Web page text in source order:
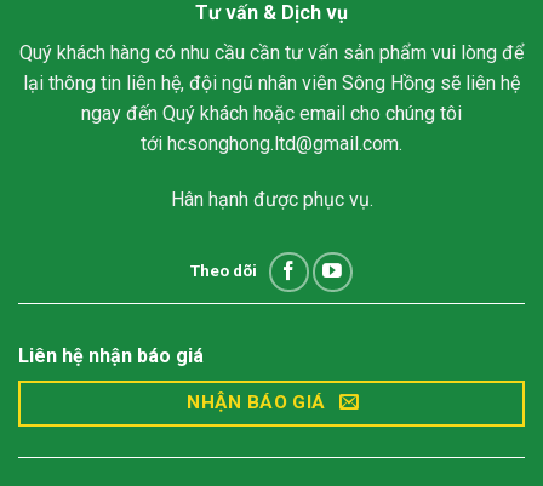
Tư vấn & Dịch vụ
Quý khách hàng có nhu cầu cần tư vấn sản phẩm vui lòng để
lại thông tin liên hệ, đội ngũ nhân viên Sông Hồng sẽ liên hệ
ngay đến Quý khách hoặc email cho chúng tôi
tới hcsonghong.ltd@gmail.com.
Hân hạnh được phục vụ.
Theo dõi
Liên hệ nhận báo giá
NHẬN BÁO GIÁ